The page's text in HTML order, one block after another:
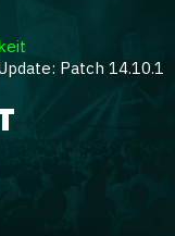
Patch 14.10.1